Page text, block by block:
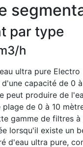
par type
h
ultra pure Electro
capacité de 0
peut produire de
plage de 0 à 10
gamme de filtres à
lorsqu'il existe un
d'eau ultra pure,